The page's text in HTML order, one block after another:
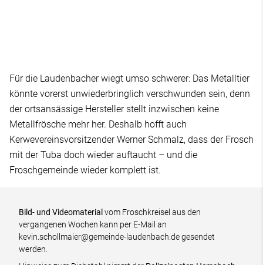
Für die Laudenbacher wiegt umso schwerer: Das Metalltier
könnte vorerst unwiederbringlich verschwunden sein, denn
der ortsansässige Hersteller stellt inzwischen keine
Metallfrösche mehr her. Deshalb hofft auch
Kerwevereinsvorsitzender Werner Schmalz, dass der Frosch
mit der Tuba doch wieder auftaucht – und die
Froschgemeinde wieder komplett ist.
Bild- und Videomaterial vom Froschkreisel aus den
vergangenen Wochen kann per E-Mail an
kevin.schollmaier@gemeinde-laudenbach.de gesendet
werden.